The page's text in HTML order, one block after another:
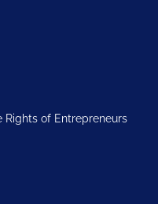
Rights of Entrepreneurs